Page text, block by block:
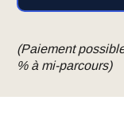
(Paiement
% à mi-parcours)